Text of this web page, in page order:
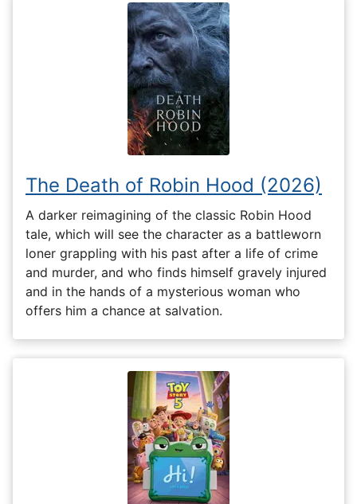
The Death of Robin Hood (2026)
A darker reimagining of the classic Robin Hood
tale, which will see the character as a battleworn
loner grappling with his past after a life of crime
and murder, and who finds himself gravely injured
and in the hands of a mysterious woman who
offers him a chance at salvation.